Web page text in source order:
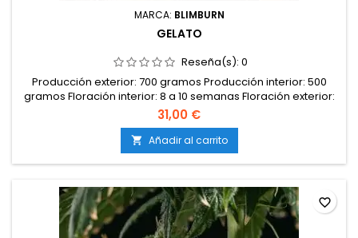
MARCA: BLIMBURN
GELATO
Reseña(s): 0
Producción exterior: 700 gramos Producción interior: 500
gramos Floración interior: 8 a 10 semanas Floración exterior:
No Tipo: Híbrida Genética: Sunset Shebert x Thin Mint Girl
Scout Cookies Efectos: No Feminizada: Sí Altura: 1,6 - 2 metros
CBD: No Sabor: No THC: más de 27%
31,00 €
 Añadir al carrito
favorite_border